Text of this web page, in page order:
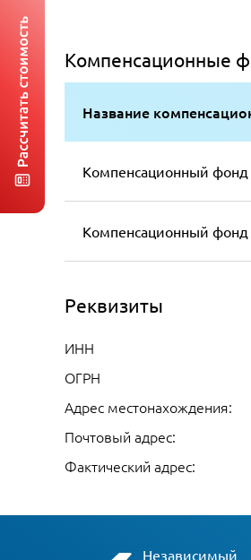
Компенсационные
Название
Компенсационный
Компенсационный фонд
Реквизиты
ИНН
ОГРН
Адрес местонахождения:
Почтовый адрес:
Фактический адрес:
Независимый